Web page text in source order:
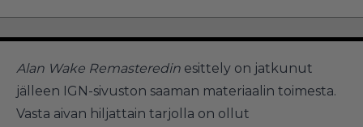
Alan Wake Remasteredin esittely on jatkunut
jälleen IGN-sivuston saaman materiaalin toimesta.
Vasta aivan hiljattain tarjolla on ollut